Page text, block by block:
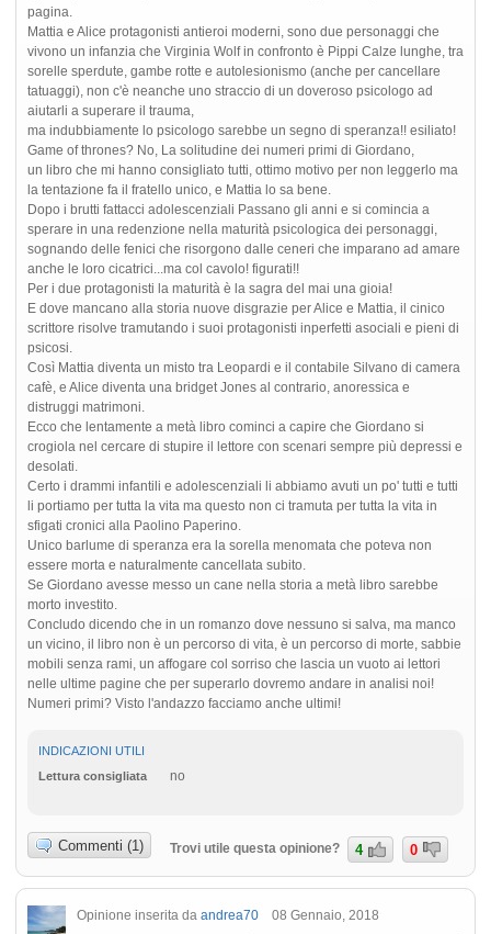
pagina.
Mattia e Alice protagonisti antieroi moderni, sono due personaggi che
vivono un infanzia che Virginia Wolf in confronto è Pippi Calze lunghe, tra
sorelle sperdute, gambe rotte e autolesionismo (anche per cancellare
tatuaggi), non c'è neanche uno straccio di un doveroso psicologo ad
aiutarli a superare il trauma,
ma indubbiamente lo psicologo sarebbe un segno di speranza!! esiliato!
Game of thrones? No, La solitudine dei numeri primi di Giordano,
un libro che mi hanno consigliato tutti, ottimo motivo per non leggerlo ma
la tentazione fa il fratello unico, e Mattia lo sa bene.
Dopo i brutti fattacci adolescenziali Passano gli anni e si comincia a
sperare in una redenzione nella maturità psicologica dei personaggi,
sognando delle fenici che risorgono dalle ceneri che imparano ad amare
anche le loro cicatrici...ma col cavolo! figurati!!
Per i due protagonisti la maturità è la sagra del mai una gioia!
E dove mancano alla storia nuove disgrazie per Alice e Mattia, il cinico
scrittore risolve tramutando i suoi protagonisti inperfetti asociali e pieni di
psicosi.
Così Mattia diventa un misto tra Leopardi e il contabile Silvano di camera
cafè, e Alice diventa una bridget Jones al contrario, anoressica e
distruggi matrimoni.
Ecco che lentamente a metà libro cominci a capire che Giordano si
crogiola nel cercare di stupire il lettore con scenari sempre più depressi e
desolati.
Certo i drammi infantili e adolescenziali li abbiamo avuti un po' tutti e tutti
li portiamo per tutta la vita ma questo non ci tramuta per tutta la vita in
sfigati cronici alla Paolino Paperino.
Unico barlume di speranza era la sorella menomata che poteva non
essere morta e naturalmente cancellata subito.
Se Giordano avesse messo un cane nella storia a metà libro sarebbe
morto investito.
Concludo dicendo che in un romanzo dove nessuno si salva, ma manco
un vicino, il libro non è un percorso di vita, è un percorso di morte, sabbie
mobili senza rami, un affogare col sorriso che lascia un vuoto ai lettori
nelle ultime pagine che per superarlo dovremo andare in analisi noi!
Numeri primi? Visto l'andazzo facciamo anche ultimi!
INDICAZIONI UTILI
Lettura consigliata
no
Commenti (1) Trovi utile questa opinione? 4 0
Opinione inserita da andrea70 08 Gennaio, 2018